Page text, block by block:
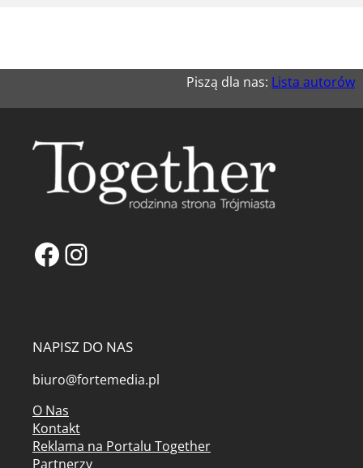
Piszą dla nas: Lista autorów
Facebook
Instagram
NAPISZ DO NAS
biuro@fortemedia.pl
O Nas
Kontakt
Reklama na Portalu Together
Partnerzy